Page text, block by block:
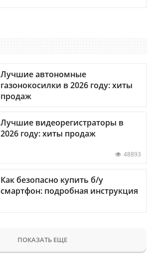
Лучшие автономные
газонокосилки в 2026 году: хиты
продаж
Лучшие видеорегистраторы в
2026 году: хиты продаж
48893
Как безопасно купить б/у
смартфон: подробная инструкция
ПОКАЗАТЬ ЕЩЕ